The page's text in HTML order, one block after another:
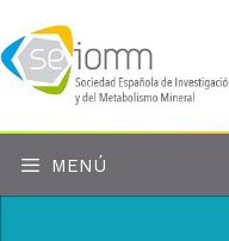
al
contenido
MENÚ